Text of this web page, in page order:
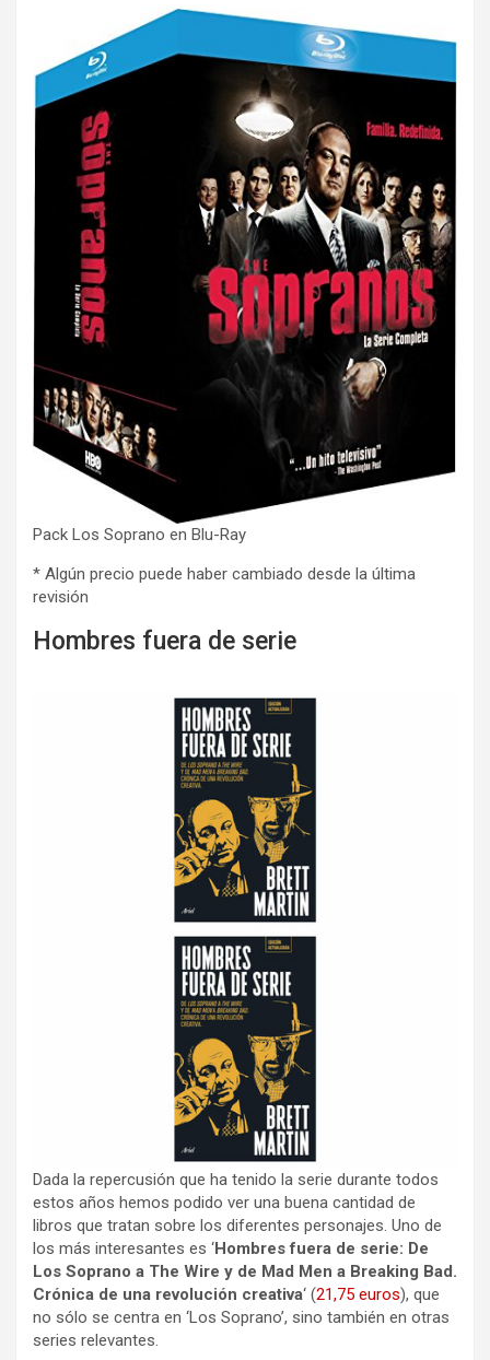
Pack Los Soprano en Blu-Ray
* Algún precio puede haber cambiado desde la última
revisión
Hombres fuera de serie
Dada la repercusión que ha tenido la serie durante todos
estos años hemos podido ver una buena cantidad de
libros que tratan sobre los diferentes personajes. Uno de
los más interesantes es ‘Hombres fuera de serie: De
Los Soprano a The Wire y de Mad Men a Breaking Bad.
Crónica de una revolución creativa‘ (21,75 euros), que
no sólo se centra en ‘Los Soprano’, sino también en otras
series relevantes.